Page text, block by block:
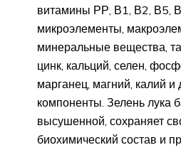
витамины РР, В1, В2, В5,
микроэлементы,
минеральные вещества,
цинк, кальций, селен,
марганец, магний, калий и
компоненты. Зелень лука
высушенной, сохраняет
биохимический состав и